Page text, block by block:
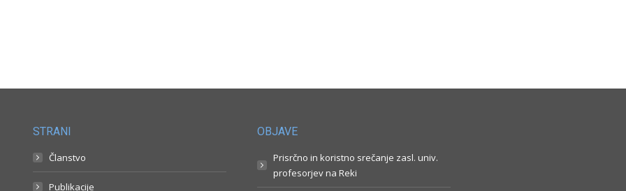
STRANI
Članstvo
Publikacije
OBJAVE
Prisrčno in koristno srečanje zasl. univ.
profesorjev na Reki